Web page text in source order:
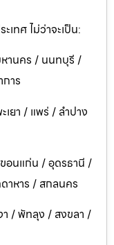
ทศ ไม่ว่าจะเป็น:
านคร / นนทบุรี /
าร
เยา / แพร่ / ลำปาง
อนแก่น / อุดรธานี /
าหาร / สกลนคร
/ พัทลุง / สงขลา /